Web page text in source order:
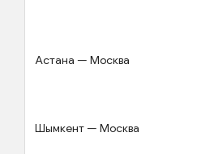
Астана — Москва
Шымкент — Москва